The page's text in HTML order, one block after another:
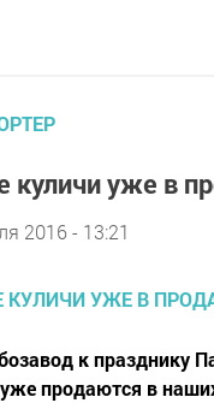
куличи уже в
2016 - 13:21
к празднику
продаются в